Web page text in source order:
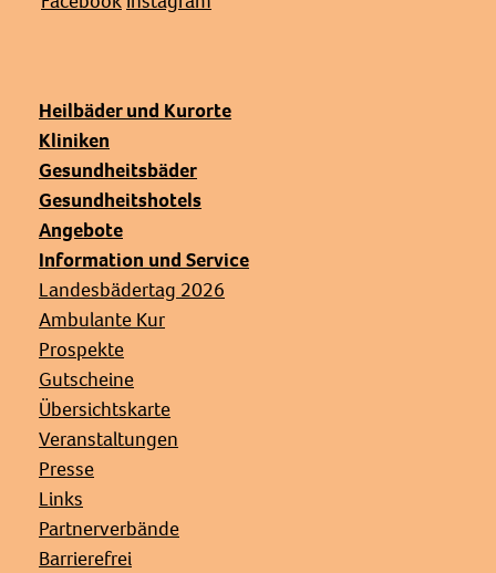
Heilbäder und Kurorte
Kliniken
Gesundheitsbäder
Gesundheitshotels
Angebote
Information und Service
Landesbädertag 2026
Ambulante Kur
Prospekte
Gutscheine
Übersichtskarte
Veranstaltungen
Presse
Links
Partnerverbände
Barrierefrei